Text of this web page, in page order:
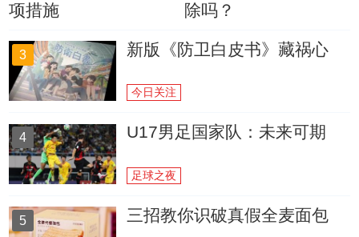
项措施
除吗？
3 新版《防卫白皮书》藏祸心
今日关注
4 U17男足国家队：未来可期
足球之夜
5 三招教你识破真假全麦面包